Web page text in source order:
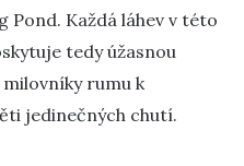
Pond. Každá láhev v této
tedy úžasnou
rumu k
jedinečných chutí.